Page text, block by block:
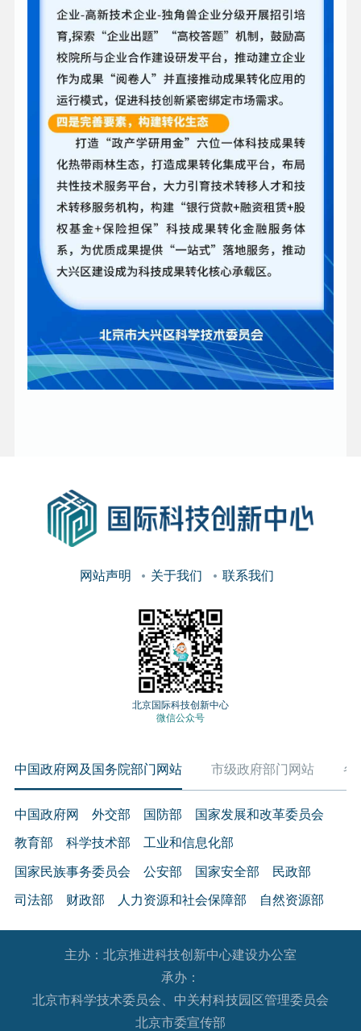
网站声明 关于我们 联系我们
北京国际科技创新中心
微信公众号
中国政府网及国务院部门网站 市级政府部门网站 各
中国政府网 外交部 国防部 国家发展和改革委员会
教育部 科学技术部 工业和信息化部
国家民族事务委员会 公安部 国家安全部 民政部
司法部 财政部 人力资源和社会保障部 自然资源部
生态环境部 住房和城乡建设部 交通运输部 水利部
农业农村部 商务部 文化和旅游部
退役军人事务部
国家语言文字工作委员会
主办：北京推进科技创新中心建设办公室
承办：
北京市科学技术委员会、中关村科技园区管理委员会
北京市委宣传部